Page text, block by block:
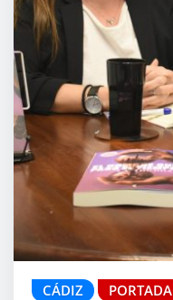
CÁDIZ PORTADA